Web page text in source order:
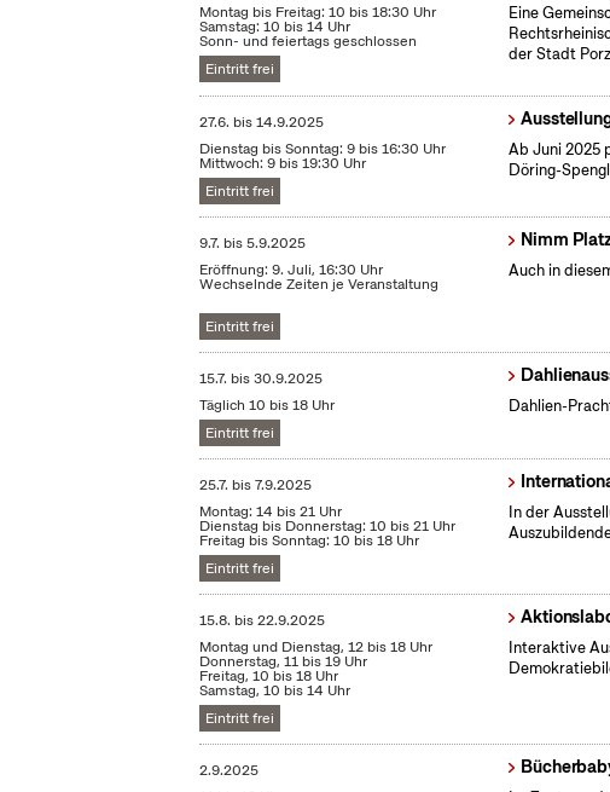
Montag bis Freitag: 10 bis 18:30 Uhr
Samstag: 10 bis 14 Uhr
Sonn- und feiertags geschlossen
Eintritt frei
Eine
der Stadt
27.6. bis14.9.2025
Dienstag bis Sonntag: 9 bis 16:30 Uhr
Mittwoch: 9 bis 19:30 Uhr
Eintritt frei
Ab Juni 2025
Döring-
9.7. bis5.9.2025
Eröffnung: 9. Juli, 16:30 Uhr
Wechselnde Zeiten je Veranstaltung
Eintritt frei
Nimm
Auch in
15.7. bis30.9.2025
Täglich 10 bis 18 Uhr
Eintritt frei
Dahlien-
25.7. bis7.9.2025
Montag: 14 bis 21 Uhr
Dienstag bis Donnerstag: 10 bis 21 Uhr
Freitag bis Sonntag: 10 bis 18 Uhr
Eintritt frei
In der
15.8. bis22.9.2025
Montag und Dienstag, 12 bis 18 Uhr
Donnerstag, 11 bis 19 Uhr
Freitag, 10 bis 18 Uhr
Samstag, 10 bis 14 Uhr
Eintritt frei
Interaktive
2.9.2025